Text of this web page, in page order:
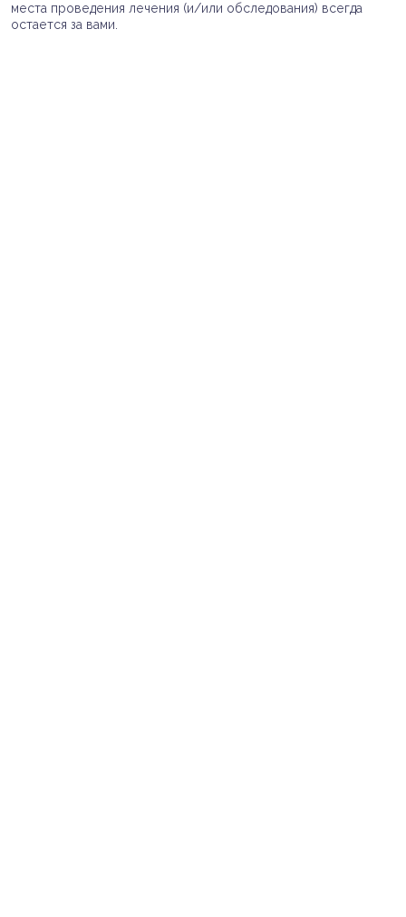
места проведения лечения (и/или обследования) всегда
остается за вами.